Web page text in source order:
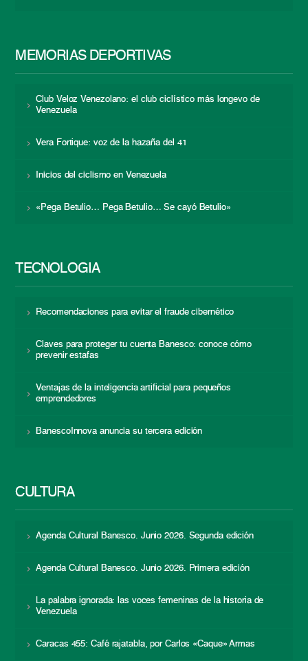
MEMORIAS DEPORTIVAS
Club Veloz Venezolano: el club ciclístico más longevo de
Venezuela
Vera Fortique: voz de la hazaña del 41
Inicios del ciclismo en Venezuela
«Pega Betulio… Pega Betulio… Se cayó Betulio»
TECNOLOGÍA
Recomendaciones para evitar el fraude cibernético
Claves para proteger tu cuenta Banesco: conoce cómo
prevenir estafas
Ventajas de la inteligencia artificial para pequeños
emprendedores
BanescoInnova anuncia su tercera edición
CULTURA
Agenda Cultural Banesco. Junio 2026. Segunda edición
Agenda Cultural Banesco. Junio 2026. Primera edición
La palabra ignorada: las voces femeninas de la historia de
Venezuela
Caracas 455: Café rajatabla, por Carlos «Caque» Armas